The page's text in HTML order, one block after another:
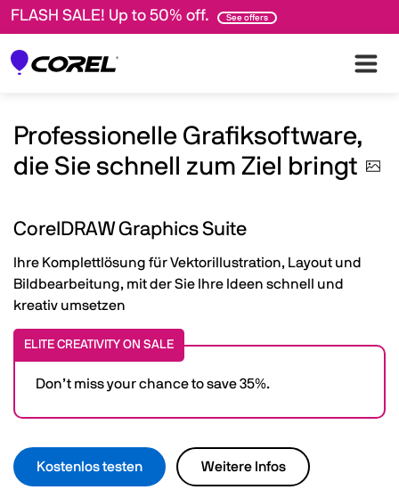
FLASH SALE! Up to 50% off. See offers
Professionelle Grafiksoftware,
die Sie schnell zum Ziel bringt
CorelDRAW Graphics Suite
Ihre Komplettlösung für Vektorillustration, Layout und
Bildbearbeitung, mit der Sie Ihre Ideen schnell und
kreativ umsetzen
ELITE CREATIVITY ON SALE
Don’t miss your chance to save 35%.
Kostenlos testen Weitere Infos